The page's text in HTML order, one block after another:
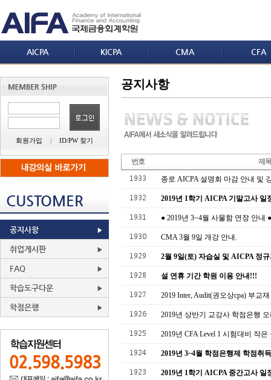
AICPA KICPA CMA CFA
회원가입 | ID/PW 찾기
CUSTOMER
공지사항
취업게시판
FAQ
학습도구다운
학점은행
공지사항
번호 제목
1933 종로 AICPA 설명회 마감 안내 및
1932 2019년 1학기 AICPA 기말고사 일
1931 ● 2019년 3~4월 사물함 연장 안내 ●
1930 CMA 3월 9일 개강 안내.
1929 2월 9일(토) 자습실 및 AICPA 정
1928 설 연휴 기간 학원 이용 안내!!!
1927 2019 Inter, Audit(권오상cpa) 부교
1926 2019년 상반기 교강사 학점은행
1925 2019년 CFA Level 1 시험대비 작
1924 2019년 3~4월 학점은행제 학점취
1923 2019년 1학기 AICPA 중간고사 일